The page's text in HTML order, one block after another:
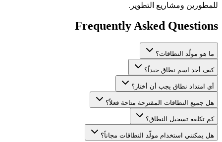
للمطورين ومشاريع التطوير.
Frequently Asked Questions
ما هو مولّد النطاقات؟
كيف أجد اسم نطاق جيداً؟
أي امتداد نطاق يجب أن أختار؟
هل جميع النطاقات المقترحة متاحة فعلاً؟
كم تكلفة تسجيل النطاق؟
هل يمكنني استخدام مولّد النطاقات مجاناً؟